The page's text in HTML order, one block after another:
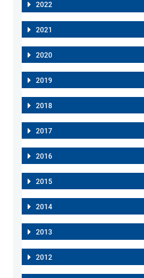
2022
2021
2020
2019
2018
2017
2016
2015
2014
2013
2012